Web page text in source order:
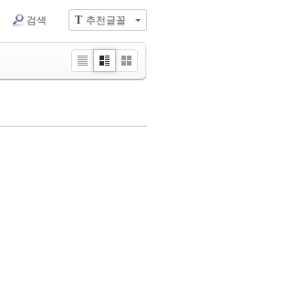
T 추천글꼴
검색
Li
Zi
G
r